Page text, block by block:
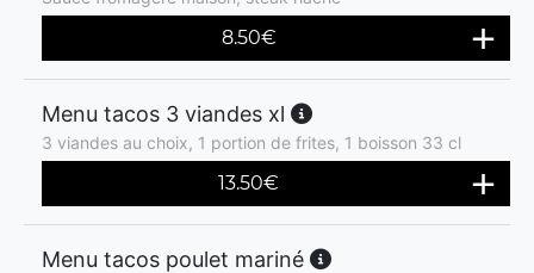
8.50€
Menu tacos 3 viandes xl
3 viandes au choix, 1 portion de frites, 1 boisson 33 cl
13.50€
Menu tacos poulet mariné